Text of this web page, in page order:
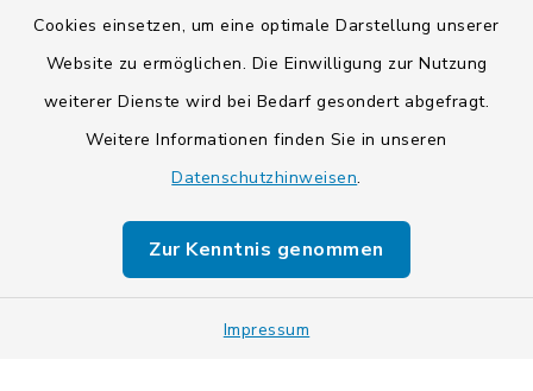
Cookies einsetzen, um eine optimale Darstellung unserer
Website zu ermöglichen. Die Einwilligung zur Nutzung
weiterer Dienste wird bei Bedarf gesondert abgefragt.
Weitere Informationen finden Sie in unseren
Datenschutzhinweisen.
Zur Kenntnis genommen
Impressum
Barrierefreiheit
Datenschutz
Impressum
Sitemap
Cookie-Einstellungen